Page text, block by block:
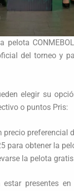
pelota
del torneo y
elegir su
o puntos Pris:
preferencial
para obtener la
la pelota
presentes